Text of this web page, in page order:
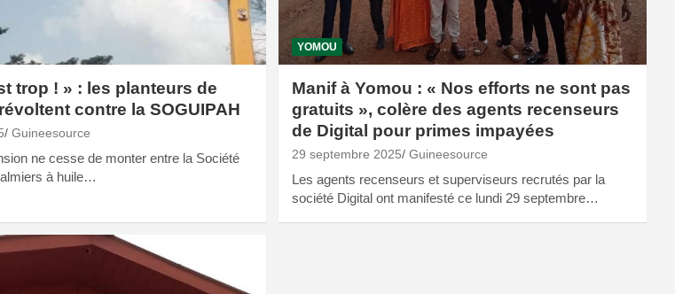
trop ! » : les planteurs de
contre la SOGUIPAH
Guineesource
ne cesse de monter entre la Société
à huile…
YOMOU
Manif à Yomou : « Nos efforts ne sont pas
gratuits », colère des agents recenseurs
de Digital pour primes impayées
29 septembre 2025 Guineesource
Les agents recenseurs et superviseurs recrutés par la
société Digital ont manifesté ce lundi 29 septembre…